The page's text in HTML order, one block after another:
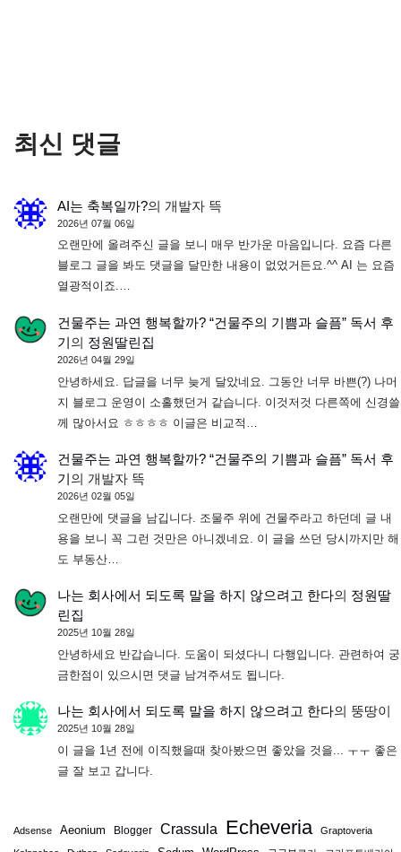
최신 댓글
AI는 축복일까?의 개발자 뜩
2026년 07월 06일
오랜만에 올려주신 글을 보니 매우 반가운 마음입니다. 요즘 다른
블로그 글을 봐도 댓글을 달만한 내용이 없었거든요.^^ AI 는 요즘
열광적이죠.…
건물주는 과연 행복할까? “건물주의 기쁨과 슬픔” 독서 후
기의 정원딸린집
2026년 04월 29일
안녕하세요. 답글을 너무 늦게 달았네요. 그동안 너무 바쁜(?) 나머
지 블로그 운영이 소홀했던거 같습니다. 이것저것 다른쪽에 신경쓸
께 많아서요 ㅎㅎㅎㅎ 이글은 비교적…
건물주는 과연 행복할까? “건물주의 기쁨과 슬픔” 독서 후
기의 개발자 뜩
2026년 02월 05일
오랜만에 댓글을 남깁니다. 조물주 위에 건물주라고 하던데 글 내
용을 보니 꼭 그런 것만은 아니겠네요. 이 글을 쓰던 당시까지만 해
도 부동산…
나는 회사에서 되도록 말을 하지 않으려고 한다의 정원딸
린집
2025년 10월 28일
안녕하세요 반갑습니다. 도움이 되셨다니 다행입니다. 관련하여 궁
금한점이 있으시면 댓글 남겨주셔도 됩니다.
나는 회사에서 되도록 말을 하지 않으려고 한다의 뚱땅이
2025년 10월 28일
이 글을 1년 전에 이직했을때 찾아봤으면 좋았을 것을... ㅜㅜ 좋은
글 잘 보고 갑니다.
Adsense Aeonium Blogger Crassula Echeveria Graptoveria